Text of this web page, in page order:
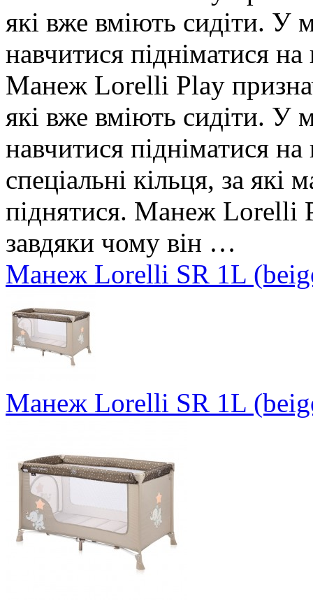
які вже вміють сидіти. У
навчитися підніматися
Манеж Lorelli Play
які вже вміють сидіти. У
навчитися підніматися
спеціальні кільця, за які
піднятися. Манеж Lorelli
завдяки чому він …
Манеж Lorelli SR 1L
Манеж Lorelli SR 1L